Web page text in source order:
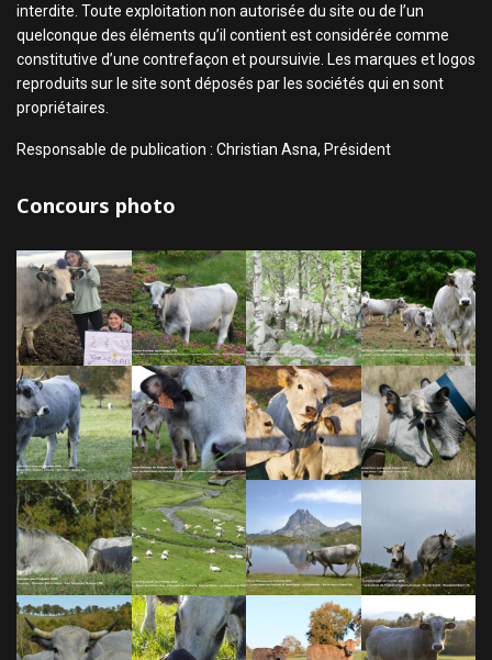
interdite. Toute exploitation non autorisée du site ou de l’un
quelconque des éléments qu’il contient est considérée comme
constitutive d’une contrefaçon et poursuivie. Les marques et logos
reproduits sur le site sont déposés par les sociétés qui en sont
propriétaires.
Responsable de publication : Christian Asna, Président
Concours photo